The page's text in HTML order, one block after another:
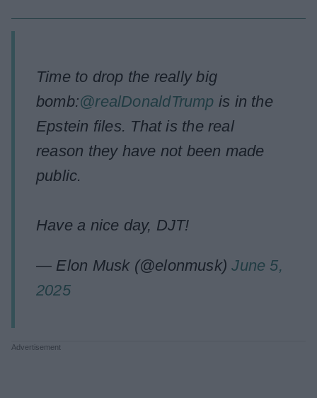
Time to drop the really big
bomb:@realDonaldTrump is in the
Epstein files. That is the real
reason they have not been made
public.
Have a nice day, DJT!
— Elon Musk (@elonmusk)June 5,
2025